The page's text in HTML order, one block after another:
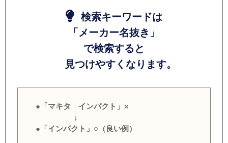
検索キーワードは
「メーカー名抜き」
で検索すると
見つけやすくなります。
●「マキタ インパクト」×
↓
●「インパクト」○（良い例）